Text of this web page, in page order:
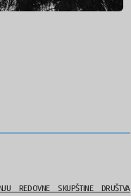
REDOVNE SKUPŠTINE DRUŠTVA